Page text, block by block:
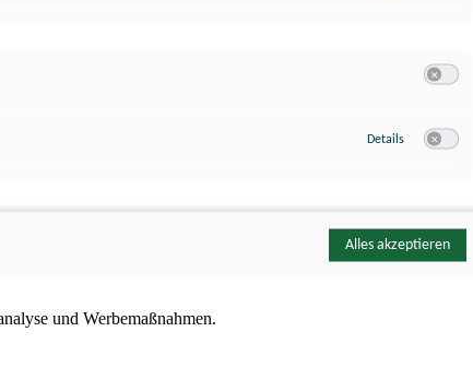
und Werbemaßnahmen.
Details zu YouTube
Alles akzeptieren